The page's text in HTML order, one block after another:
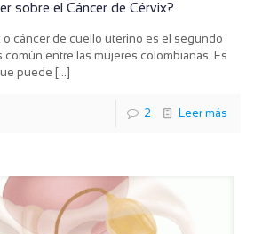
sobre el Cáncer de Cérvix?
o cáncer de cuello uterino es el segundo
común entre las mujeres colombianas. Es
puede […]
2 Leer más